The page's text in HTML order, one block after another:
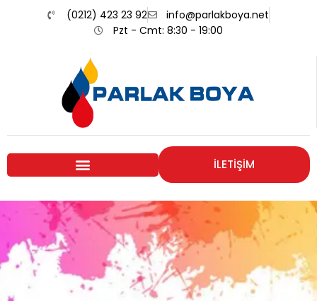
(0212) 423 23 92
info@parlakboya.net
Pzt - Cmt: 8:30 - 19:00
İLETİŞİM